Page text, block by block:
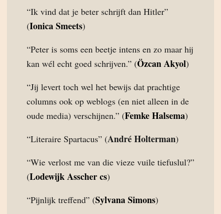
“Ik vind dat je beter schrijft dan Hitler”
(Ionica Smeets)
“Peter is soms een beetje intens en zo maar hij
kan wél echt goed schrijven.” (Özcan Akyol)
“Jij levert toch wel het bewijs dat prachtige
columns ook op weblogs (en niet alleen in de
oude media) verschijnen.” (Femke Halsema)
“Literaire Spartacus” (André Holterman)
“Wie verlost me van die vieze vuile tiefuslul?”
(Lodewijk Asscher cs)
“Pijnlijk treffend” (Sylvana Simons)